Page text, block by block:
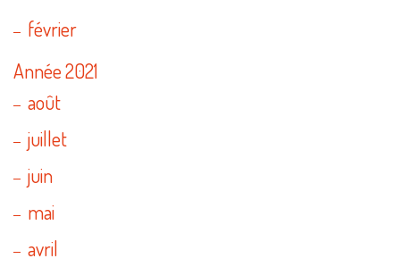
février
Année 2021
août
juillet
juin
mai
avril